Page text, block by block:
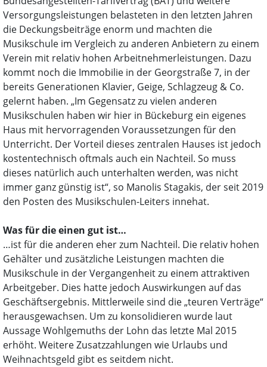
Versorgungsleistungen belasteten in den letzten Jahren
die Deckungsbeiträge enorm und machten die
Musikschule im Vergleich zu anderen Anbietern zu einem
Verein mit relativ hohen Arbeitnehmerleistungen. Dazu
kommt noch die Immobilie in der Georgstraße 7, in der
bereits Generationen Klavier, Geige, Schlagzeug & Co.
gelernt haben. „Im Gegensatz zu vielen anderen
Musikschulen haben wir hier in Bückeburg ein eigenes
Haus mit hervorragenden Voraussetzungen für den
Unterricht. Der Vorteil dieses zentralen Hauses ist jedoch
kostentechnisch oftmals auch ein Nachteil. So muss
dieses natürlich auch unterhalten werden, was nicht
immer ganz günstig ist“, so Manolis Stagakis, der seit 2019
den Posten des Musikschulen-Leiters innehat.
Was für die einen gut ist…
…ist für die anderen eher zum Nachteil. Die relativ hohen
Gehälter und zusätzliche Leistungen machten die
Musikschule in der Vergangenheit zu einem attraktiven
Arbeitgeber. Dies hatte jedoch Auswirkungen auf das
Geschäftsergebnis. Mittlerweile sind die „teuren Verträge“
herausgewachsen. Um zu konsolidieren wurde laut
Aussage Wohlgemuths der Lohn das letzte Mal 2015
erhöht. Weitere Zusatzzahlungen wie Urlaubs und
Weihnachtsgeld gibt es seitdem nicht.